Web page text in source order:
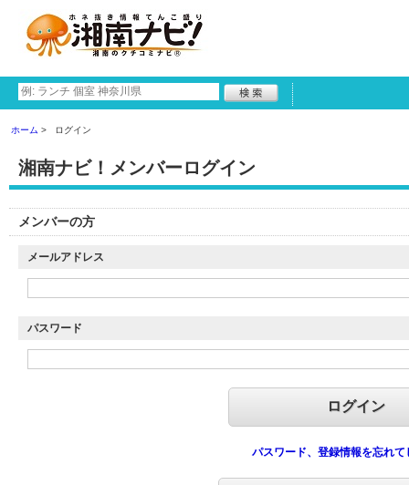
ホーム ログイン
湘南ナビ！メンバーログイン
メンバーの方
メールアドレス
パスワード
パスワード、登録情報を忘れて